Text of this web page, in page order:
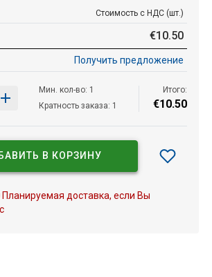
Стоимость с НДС (шт.)
€10.50
Получить предложение
Мин. кол-во: 1
Кратность заказа: 1
Итого:
€10.50
В КОРЗИНУ
Планируемая доставка, если Вы